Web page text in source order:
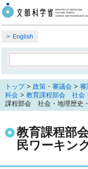
English
トップ> 政策・審議会 > 審
科会 > 教育課程部会 社会
課程部会 社会・地理歴史
教育課程部
民ワーキン